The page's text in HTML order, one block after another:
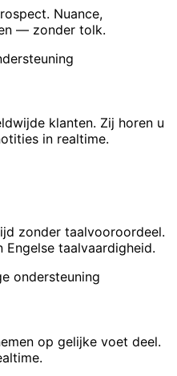
Nuance,
— zonder tolk.
klanten. Zij horen u
in realtime.
zonder taalvooroordeel.
Engelse taalvaardigheid.
ondersteuning
op gelijke voet deel.